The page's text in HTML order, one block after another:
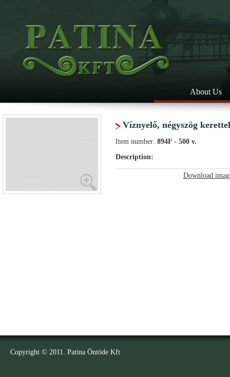
About Us
Víznyelő, négyszög kerettel
Item number: 894F - 500 v.
Description:
Download
Copyright © 2011. Patina Öntöde Kft